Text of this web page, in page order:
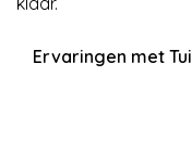
Ervaringen met